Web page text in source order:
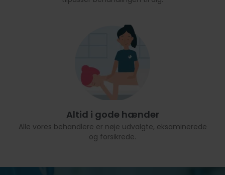
Altid i gode hænder
Alle vores behandlere er nøje udvalgte, eksaminerede
og forsikrede.